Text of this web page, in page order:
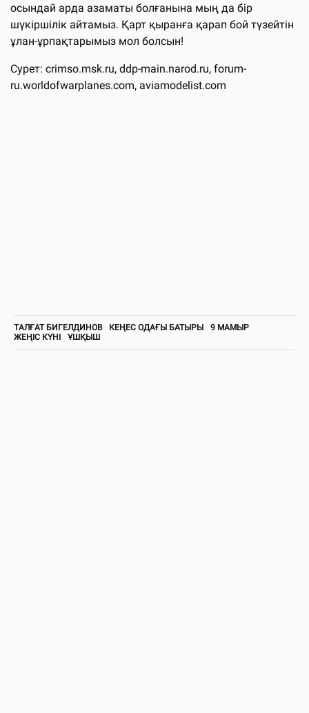
осындай арда азаматы болғанына мың да бір
шүкіршілік айтамыз. Қарт қыранға қарап бой түзейтін
ұлан-ұрпақтарымыз мол болсын!
Сурет: crimso.msk.ru, ddp-main.narod.ru, forum-
ru.worldofwarplanes.com, aviamodelist.com
ТАЛҒАТ БИГЕЛДИНОВ КЕҢЕС ОДАҒЫ БАТЫРЫ
9 МАМЫР
ЖЕҢІС КҮНІ
ҰШҚЫШ